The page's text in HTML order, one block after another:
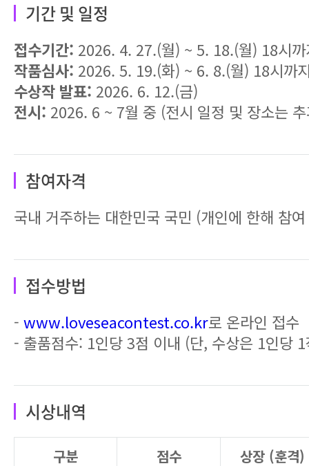
기간 및 일정
접수기간: 2026. 4. 27.(월) ~ 5. 18.(월) 18시까
작품심사: 2026. 5. 19.(화) ~ 6. 8.(월) 18시까
수상작 발표: 2026. 6. 12.(금)
전시: 2026. 6 ~ 7월 중 (전시 일정 및 장소는
참여자격
국내 거주하는 대한민국 국민 (개인에 한해 참
접수방법
- www.loveseacontest.co.kr로 온라인 접수
- 출품점수: 1인당 3점 이내 (단, 수상은 1인당
시상내역
구분 점수 상장 (훈격)